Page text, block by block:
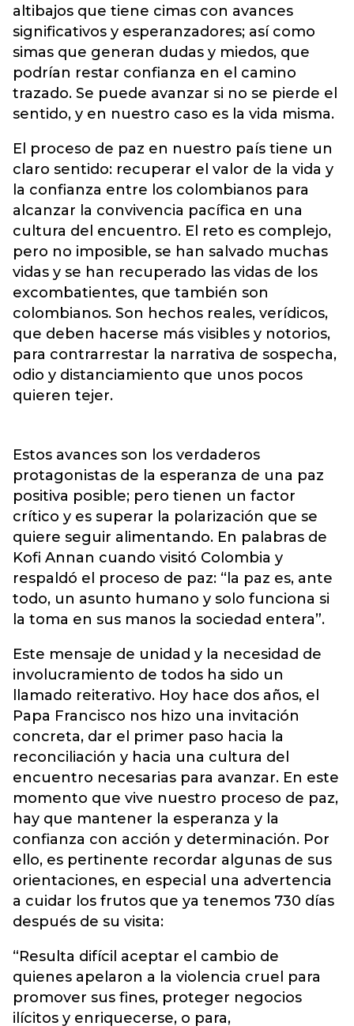
altibajos que tiene cimas con avances
significativos y esperanzadores; así como
simas que generan dudas y miedos, que
podrían restar confianza en el camino
trazado. Se puede avanzar si no se pierde el
sentido, y en nuestro caso es la vida misma.
El proceso de paz en nuestro país tiene un
claro sentido: recuperar el valor de la vida y
la confianza entre los colombianos para
alcanzar la convivencia pacífica en una
cultura del encuentro. El reto es complejo,
pero no imposible, se han salvado muchas
vidas y se han recuperado las vidas de los
excombatientes, que también son
colombianos. Son hechos reales, verídicos,
que deben hacerse más visibles y notorios,
para contrarrestar la narrativa de sospecha,
odio y distanciamiento que unos pocos
quieren tejer.
Estos avances son los verdaderos
protagonistas de la esperanza de una paz
positiva posible; pero tienen un factor
crítico y es superar la polarización que se
quiere seguir alimentando. En palabras de
Kofi Annan cuando visitó Colombia y
respaldó el proceso de paz: “la paz es, ante
todo, un asunto humano y solo funciona si
la toma en sus manos la sociedad entera”.
Este mensaje de unidad y la necesidad de
involucramiento de todos ha sido un
llamado reiterativo. Hoy hace dos años, el
Papa Francisco nos hizo una invitación
concreta, dar el primer paso hacia la
reconciliación y hacia una cultura del
encuentro necesarias para avanzar. En este
momento que vive nuestro proceso de paz,
hay que mantener la esperanza y la
confianza con acción y determinación. Por
ello, es pertinente recordar algunas de sus
orientaciones, en especial una advertencia
a cuidar los frutos que ya tenemos 730 días
después de su visita:
“Resulta difícil aceptar el cambio de
quienes apelaron a la violencia cruel para
promover sus fines, proteger negocios
ilícitos y enriquecerse, o para,